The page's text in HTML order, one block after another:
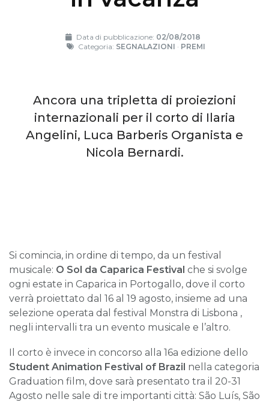
Data di pubblicazione: 02/08/2018
Categoria: SEGNALAZIONI · PREMI
Ancora una tripletta di proiezioni
internazionali per il corto di Ilaria
Angelini, Luca Barberis Organista e
Nicola Bernardi.
Si comincia, in ordine di tempo, da un festival
musicale: O Sol da Caparica Festival che si svolge
ogni estate in Caparica in Portogallo, dove il corto
verrà proiettato dal 16 al 19 agosto, insieme ad una
selezione operata dal festival Monstra di Lisbona ,
negli intervalli tra un evento musicale e l’altro.
Il corto è invece in concorso alla 16a edizione dello
Student Animation Festival of Brazil nella categoria
Graduation film, dove sarà presentato tra il 20-31
Agosto nelle sale di tre importanti città: São Luís, São